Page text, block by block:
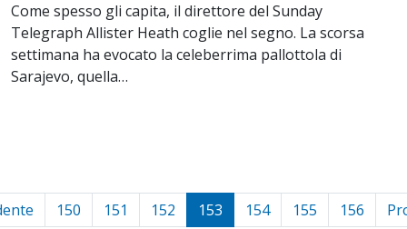
Come spesso gli capita, il direttore del Sunday
Telegraph Allister Heath coglie nel segno. La scorsa
settimana ha evocato la celeberrima pallottola di
Sarajevo, quella…
150 151 152 153 154 155 156